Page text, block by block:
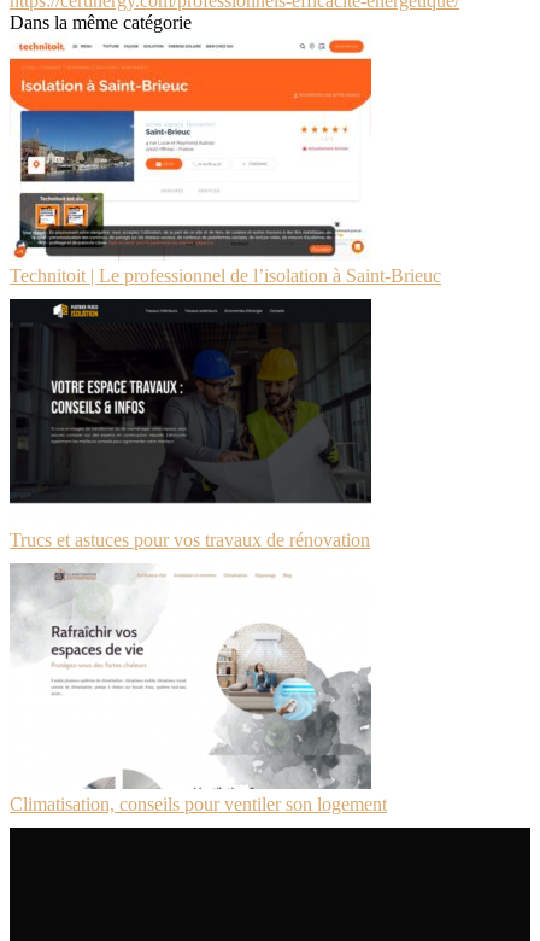
Dans la même catégorie
Technitoit | Le professionnel de l’isolation à Saint-Brieuc
Trucs et astuces pour vos travaux de rénovation
Climatisation, conseils pour ventiler son logement